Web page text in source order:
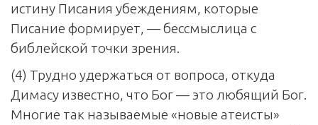
истину Писания убеждениям, которые
Писание формирует, — бессмыслица с
библейской точки зрения.
(4) Трудно удержаться от вопроса, откуда
Димасу известно, что Бог — это любящий Бог.
Многие так называемые «новые атеисты»